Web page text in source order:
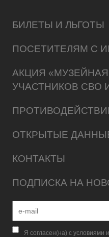
БИЛЕТЫ И ЛЬГОТЫ
ПОСЕТИТЕЛЯМ С
АКЦИЯ
УЧАСТНИКОВ СВО
ОТКРЫТЫЕ
КОНТАКТЫ
ПОДПИСКА НА
Я согласен(на) с